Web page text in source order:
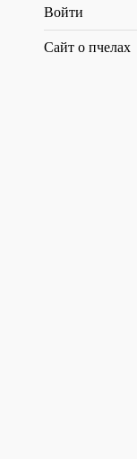
Войти
Сайт о пчелах